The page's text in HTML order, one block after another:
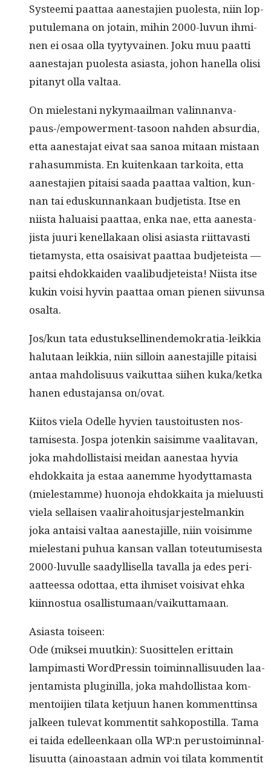
Sys­tee­mi paat­taa aanes­ta­jien puoles­ta, niin lop­
putule­m­ana on jotain, mihin 2000-luvun ihmi­
nen ei osaa olla tyy­ty­vainen. Joku muu paat­ti
aanes­ta­jan puoles­ta asi­as­ta, johon hanel­la olisi
pitanyt olla valtaa.
On mielestani nyky­maail­man valin­nan­va­
paus-/em­pow­er­ment-tasoon nah­den absur­dia,
etta aanes­ta­jat eivat saa sanoa mitaan mis­taan
raha­sum­mista. En kuitenkaan tarkoi­ta, etta
aanes­ta­jien pitaisi saa­da paat­taa val­tion, kun­
nan tai eduskun­nankaan bud­jetista. Itse en
niista halu­aisi paat­taa, enka nae, etta aanes­ta­
jista juuri kenel­lakaan olisi asi­as­ta riit­tavasti
tietamys­ta, etta osaisi­vat paat­taa bud­jeteista —
pait­si ehdokkaiden vaal­ibud­jeteista! Niista itse
kukin voisi hyvin paat­taa oman pienen siivun­sa
osalta.
Jos/kun tata edus­tuk­selli­nen­demokra­tia-leikkia
halu­taan leikkia, niin sil­loin aanes­ta­jille pitaisi
antaa mah­dolisu­us vaikut­taa siihen kuka/ketka
hanen edus­ta­jansa on/ovat.
Kiitos viela Odelle hyvien taus­toi­tusten nos­
tamis­es­ta. Jospa jotenkin saisimme vaal­i­ta­van,
joka mah­dol­lis­taisi mei­dan aanes­taa hyvia
ehdokkai­ta ja estaa aanemme hyo­dyt­ta­mas­ta
(mielestamme) huono­ja ehdokkai­ta ja mielu­usti
viela sel­l­aisen vaali­ra­hoi­tus­jar­jestel­mankin
joka antaisi val­taa aanes­ta­jille, niin voisimme
mielestani puhua kansan val­lan toteu­tu­mis­es­ta
2000-luvulle saadyl­lisel­la taval­la ja edes peri­
aat­teessa odot­taa, etta ihmiset voisi­vat ehka
kiin­nos­tua osallistumaan/vaikuttamaan.
Asi­as­ta toiseen:
Ode (mik­sei muutkin): Suosit­te­len erit­tain
lampi­masti Word­Pressin toimin­nal­lisu­u­den laa­
jen­tamista plug­inil­la, joka mah­dol­lis­taa kom­
men­toi­jien tila­ta ketju­un hanen kom­ment­tin­sa
jal­keen tule­vat kom­men­tit sahko­pos­til­la. Tama
ei tai­da edelleenkaan olla WP:n perus­toimin­nal­
lisu­ut­ta (ain­oas­taan admin voi tila­ta kom­men­tit